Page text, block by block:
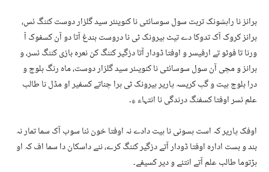
برانز نا راہشونک تربت سول سوسائٹی نا کنوینئر سید گلزار دوست کننگ ئس،
برانز کروک آک تدوکا دے تیٹ ہیرونک ٹی نا دروست بندغ آتا دو آن کسفوک آ
ورنا تا فوٹو تے ارفیسر و اوفتا ڈودار آتا دزگیر کننگ کن نعرہ بازی کننگ ئسر، و
برانز و مچی آن سول سوسائٹی نا کنویںئر سید گلزار دوست، ماہ رنگ بلوچ و
درا بلوچ ہیت و گپ کریسہ پاریر ہیرونک ٹی ہرا چناتے کسفیر او مڈل نا طالب
علم ئسر اوفتا کسفنگ درندگی نا انتہاء ءِ۔
اوفک پاریر کہ است ہسونی نا ہیت دادے نہ اوفتا خون ئنا سوب آک سما تمار نہ
بند و بست ادارہ اوفتا ڈودار آتے دزگیر کننگ کرے، ننے داسکان دا سما اف کہ او
ہڑتوما طالب علم آتے انتئے و دیر کسیفے۔